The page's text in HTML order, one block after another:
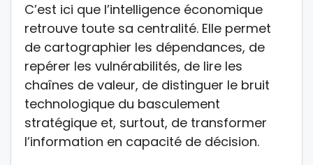
C’est ici que l’intelligence économique
retrouve toute sa centralité. Elle permet
de cartographier les dépendances, de
repérer les vulnérabilités, de lire les
chaînes de valeur, de distinguer le bruit
technologique du basculement
stratégique et, surtout, de transformer
l’information en capacité de décision.